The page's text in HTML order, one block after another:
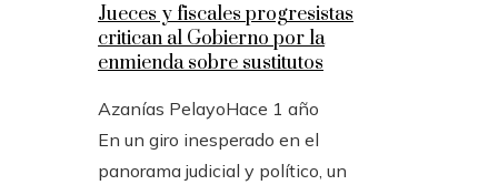
Jueces y fiscales progresistas
critican al Gobierno por la
enmienda sobre sustitutos
Azanías PelayoHace 1 año
En un giro inesperado en el
panorama judicial y político, un